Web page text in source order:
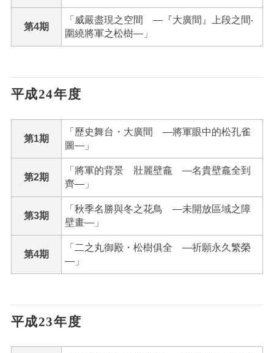
第4期
「威嚴盡現之空間 ―『大廣間』上段之間‧
圍繞將軍之松樹―」
平成24年度
第1期
「歷史舞台・大廣間 ―將軍眼中的松孔雀
圖―」
第2期
「將軍的背景 壯麗壁龕 ―名貴壁龕全到
齊―」
第3期
「秋季名勝與冬之花鳥 ―未開放區域之障
壁畫―」
第4期
「二之丸御殿・松樹俱全 ―祈願永久繁榮
―」
平成23年度